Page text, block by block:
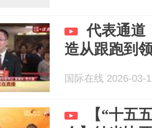
代表通道
造从跟跑到
国际在线 2026-03-
【“十五